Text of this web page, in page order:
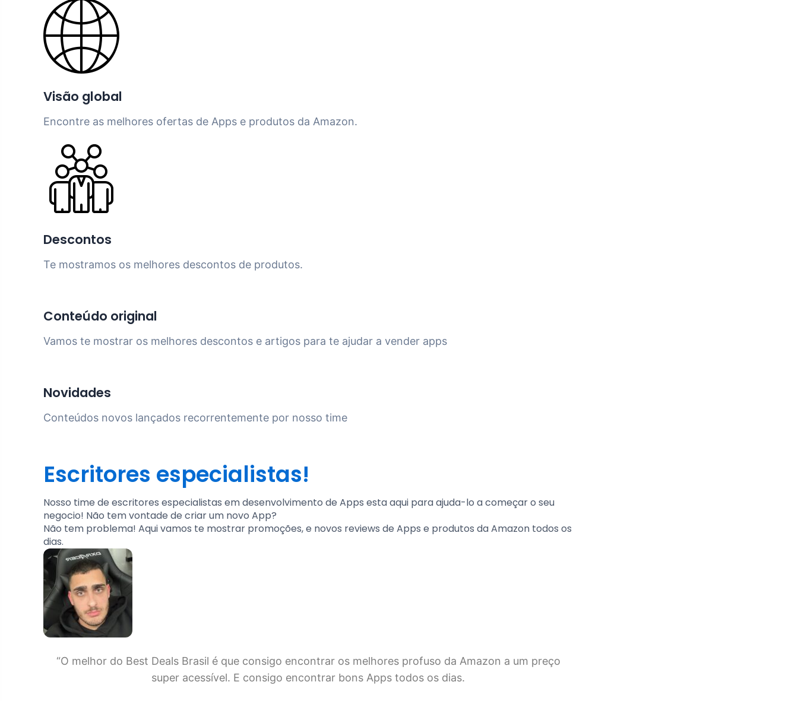
Visão global
Encontre as melhores ofertas de Apps e produtos da Amazon.
Descontos
Te mostramos os melhores descontos de produtos.
Conteúdo original
Vamos te mostrar os melhores descontos e artigos para te ajudar a vender apps
Novidades
Conteúdos novos lançados recorrentemente por nosso time
Escritores especialistas!
Nosso time de escritores especialistas em desenvolvimento de Apps esta aqui para ajuda-lo a começar o seu
negocio! Não tem vontade de criar um novo App?
Não tem problema! Aqui vamos te mostrar promoções, e novos reviews de Apps e produtos da Amazon todos os
dias.
“O melhor do Best Deals Brasil é que consigo encontrar os melhores profuso da Amazon a um preço
super acessível. E consigo encontrar bons Apps todos os dias.